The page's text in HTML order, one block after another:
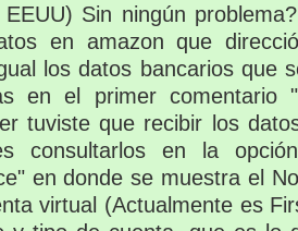
Sin ningún
en amazon que
los datos bancarios que
en el primer comentario
tuviste que recibir los
consultarlos en la
en donde se muestra el
virtual (Actualmente es